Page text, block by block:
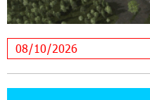
է քրեական